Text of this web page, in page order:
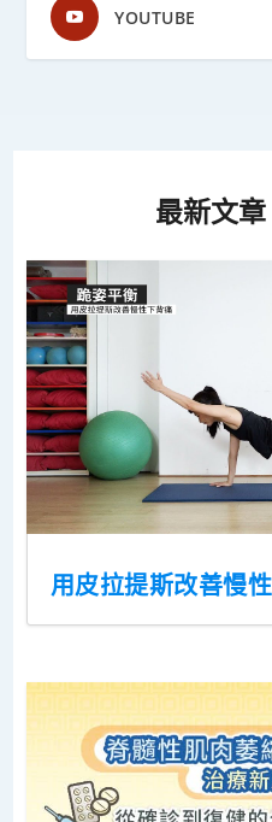
YOUTUBE
最新文
用皮拉提斯改善慢